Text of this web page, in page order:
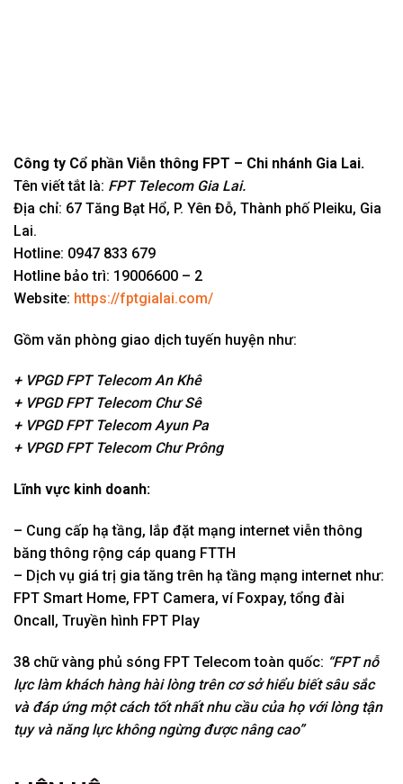
Công ty Cổ phần Viễn thông FPT – Chi nhánh Gia Lai.
Tên viết tắt là: FPT Telecom Gia Lai.
Địa chỉ: 67 Tăng Bạt Hổ, P. Yên Đỗ, Thành phố Pleiku, Gia
Lai.
Hotline: 0947 833 679
Hotline bảo trì: 19006600 – 2
Website: https://fptgialai.com/
Gồm văn phòng giao dịch tuyến huyện như:
+ VPGD FPT Telecom An Khê
+ VPGD FPT Telecom Chư Sê
+ VPGD FPT Telecom Ayun Pa
+ VPGD FPT Telecom Chư Prông
Lĩnh vực kinh doanh:
– Cung cấp hạ tầng, lắp đặt mạng internet viễn thông
băng thông rộng cáp quang FTTH
– Dịch vụ giá trị gia tăng trên hạ tầng mạng internet như:
FPT Smart Home, FPT Camera, ví Foxpay, tổng đài
Oncall, Truyền hình FPT Play
38 chữ vàng phủ sóng FPT Telecom toàn quốc: “FPT nỗ
lực làm khách hàng hài lòng trên cơ sở hiểu biết sâu sắc
và đáp ứng một cách tốt nhất nhu cầu của họ với lòng tận
tụy và năng lực không ngừng được nâng cao”